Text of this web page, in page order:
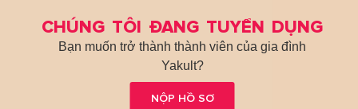
CHÚNG TÔI ĐANG TUYỂN DỤNG
Bạn muốn trở thành thành viên của gia đình
Yakult?
NỘP HỒ SƠ